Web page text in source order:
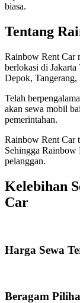
biasa.
Tentang
Rainbow Rent Car
berlokasi di Jakarta
Depok, Tangerang,
Telah
akan sewa mobil
pemerintahan.
Rainbow Rent Car
Sehingga Rainbow
pelanggan.
Kelebihan
Car
Harga Sewa
Beragam